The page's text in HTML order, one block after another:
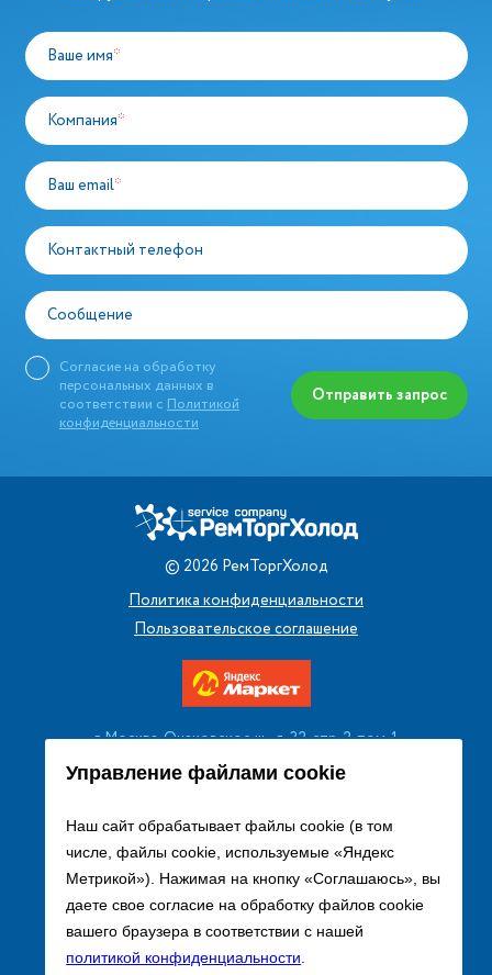
Управление файлами cookie
Наш сайт обрабатывает файлы cookie (в том
числе, файлы cookie, используемые «Яндекс
Метрикой»). Нажимая на кнопку «Соглашаюсь», вы
даете свое согласие на обработку файлов cookie
вашего браузера в соответствии с нашей
политикой конфиденциальности.
Ваше имя*
Компания*
Ваш email*
Контактный телефон
Сообщение
Согласие на обработку
персональных данных в
соответствии с Политикой
конфиденциальности
Отправить запрос
© 2026 РемТоргХолод
Политика конфиденциальности
Пользовательское соглашение
г. Москва, Очаковское ш., д. 32, стр. 2, пом. 1
+7 (495) 256 08 13
Заказать звонок
sales@remtorgholod.ru
Разработка и продвижение сайта